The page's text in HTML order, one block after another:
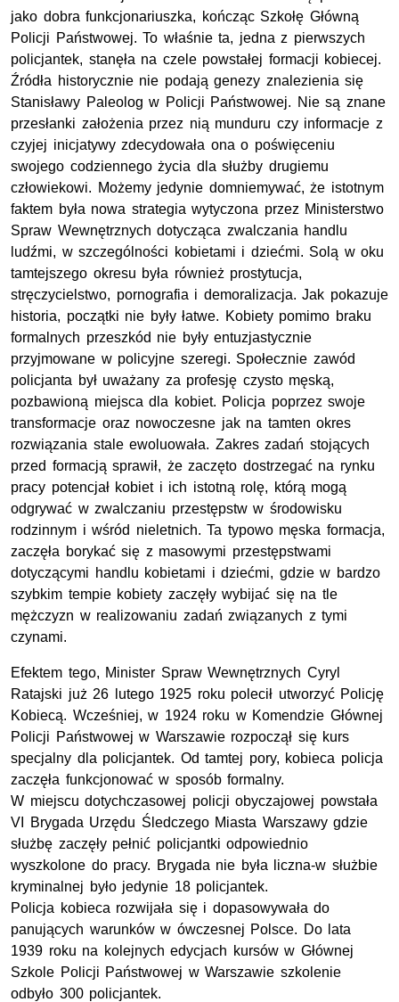
jako dobra funkcjonariuszka, kończąc Szkołę Główną
Policji Państwowej. To właśnie ta, jedna z pierwszych
policjantek, stanęła na czele powstałej formacji kobiecej.
Źródła historycznie nie podają genezy znalezienia się
Stanisławy Paleolog w Policji Państwowej. Nie są znane
przesłanki założenia przez nią munduru czy informacje z
czyjej inicjatywy zdecydowała ona o poświęceniu
swojego codziennego życia dla służby drugiemu
człowiekowi. Możemy jedynie domniemywać, że istotnym
faktem była nowa strategia wytyczona przez Ministerstwo
Spraw Wewnętrznych dotycząca zwalczania handlu
ludźmi, w szczególności kobietami i dziećmi. Solą w oku
tamtejszego okresu była również prostytucja,
stręczycielstwo, pornografia i demoralizacja. Jak pokazuje
historia, początki nie były łatwe. Kobiety pomimo braku
formalnych przeszkód nie były entuzjastycznie
przyjmowane w policyjne szeregi. Społecznie zawód
policjanta był uważany za profesję czysto męską,
pozbawioną miejsca dla kobiet. Policja poprzez swoje
transformacje oraz nowoczesne jak na tamten okres
rozwiązania stale ewoluowała. Zakres zadań stojących
przed formacją sprawił, że zaczęto dostrzegać na rynku
pracy potencjał kobiet i ich istotną rolę, którą mogą
odgrywać w zwalczaniu przestępstw w środowisku
rodzinnym i wśród nieletnich. Ta typowo męska formacja,
zaczęła borykać się z masowymi przestępstwami
dotyczącymi handlu kobietami i dziećmi, gdzie w bardzo
szybkim tempie kobiety zaczęły wybijać się na tle
mężczyzn w realizowaniu zadań związanych z tymi
czynami.
Efektem tego, Minister Spraw Wewnętrznych Cyryl
Ratajski już 26 lutego 1925 roku polecił utworzyć Policję
Kobiecą. Wcześniej, w 1924 roku w Komendzie Głównej
Policji Państwowej w Warszawie rozpoczął się kurs
specjalny dla policjantek. Od tamtej pory, kobieca policja
zaczęła funkcjonować w sposób formalny.
W miejscu dotychczasowej policji obyczajowej powstała
VI Brygada Urzędu Śledczego Miasta Warszawy gdzie
służbę zaczęły pełnić policjantki odpowiednio
wyszkolone do pracy. Brygada nie była liczna-w służbie
kryminalnej było jedynie 18 policjantek.
Policja kobieca rozwijała się i dopasowywała do
panujących warunków w ówczesnej Polsce. Do lata
1939 roku na kolejnych edycjach kursów w Głównej
Szkole Policji Państwowej w Warszawie szkolenie
odbyło 300 policjantek.